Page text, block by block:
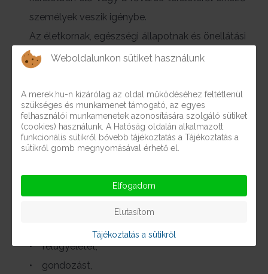
személyek veszik igénybe.
Az életkornak, egészségi állapotnak és önellátási
képességnek megfelelően az igénybevevők
érdekében biztosítunk:
• lakhatást,
• étkeztetést,
• esetvitelt,
társadalmi életben való részvételt segítő más
szolgáltatások igénybevételéhez,
• felügyeletet,
• gondozást,
Weboldalunkon sütiket használunk
A merek.hu-n kizárólag az oldal működéséhez feltétlenül
szükséges és munkamenet támogató, az egyes
felhasználói munkamenetek azonosítására szolgáló sütiket
(cookies) használunk. A Hatóság oldalán alkalmazott
funkcionális sütikről bővebb tájékoztatás a Tájékoztatás a
sütikről gomb megnyomásával érhető el.
Elfogadom
Elutasítom
Tájékoztatás a sütikről